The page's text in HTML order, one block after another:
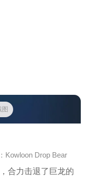
图
Kowloon Drop Bear
合力击退了巨龙的